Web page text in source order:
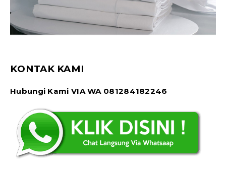
KONTAK KAMI
Hubungi Kami VIA WA 081284182246